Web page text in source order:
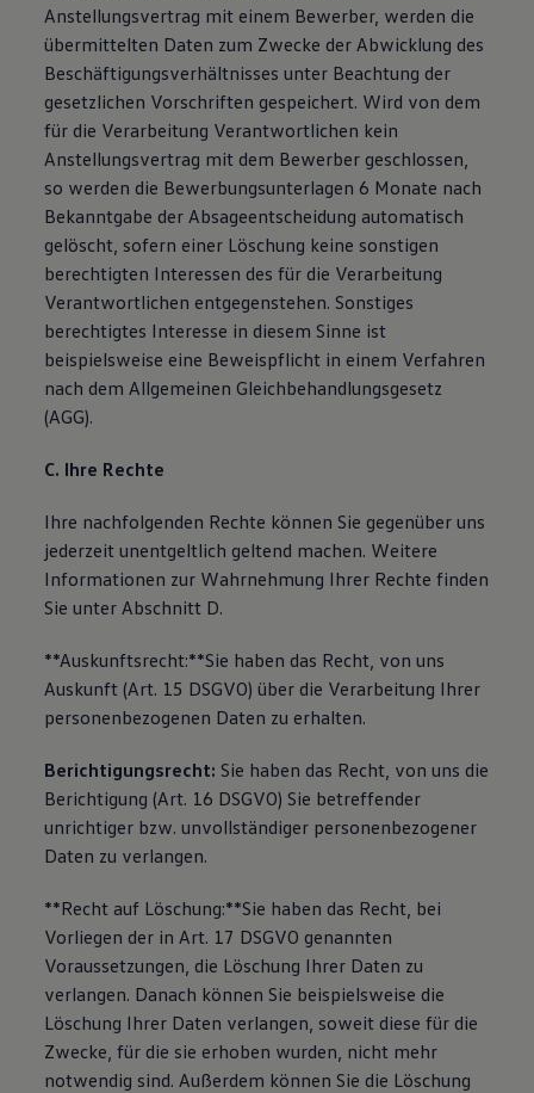
Anstellungsvertrag mit einem Bewerber, werden die
übermittelten Daten zum Zwecke der Abwicklung des
Beschäftigungsverhältnisses unter Beachtung der
gesetzlichen Vorschriften gespeichert. Wird von dem
für die Verarbeitung Verantwortlichen kein
Anstellungsvertrag mit dem Bewerber geschlossen,
so werden die Bewerbungsunterlagen 6 Monate nach
Bekanntgabe der Absageentscheidung automatisch
gelöscht, sofern einer Löschung keine sonstigen
berechtigten Interessen des für die Verarbeitung
Verantwortlichen entgegenstehen. Sonstiges
berechtigtes Interesse in diesem Sinne ist
beispielsweise eine Beweispflicht in einem Verfahren
nach dem Allgemeinen Gleichbehandlungsgesetz
(AGG).
C. Ihre Rechte
Ihre nachfolgenden Rechte können Sie gegenüber uns
jederzeit unentgeltlich geltend machen. Weitere
Informationen zur Wahrnehmung Ihrer Rechte finden
Sie unter Abschnitt D.
**Auskunftsrecht:**Sie haben das Recht, von uns
Auskunft (Art. 15 DSGVO) über die Verarbeitung Ihrer
personenbezogenen Daten zu erhalten.
Berichtigungsrecht: Sie haben das Recht, von uns die
Berichtigung (Art. 16 DSGVO) Sie betreffender
unrichtiger bzw. unvollständiger personenbezogener
Daten zu verlangen.
**Recht auf Löschung:**Sie haben das Recht, bei
Vorliegen der in Art. 17 DSGVO genannten
Voraussetzungen, die Löschung Ihrer Daten zu
verlangen. Danach können Sie beispielsweise die
Löschung Ihrer Daten verlangen, soweit diese für die
Zwecke, für die sie erhoben wurden, nicht mehr
notwendig sind. Außerdem können Sie die Löschung